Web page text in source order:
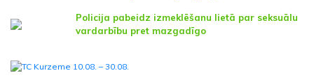
Policija pabeidz izmeklēšanu lietā par seksuālu
vardarbību pret mazgadīgo